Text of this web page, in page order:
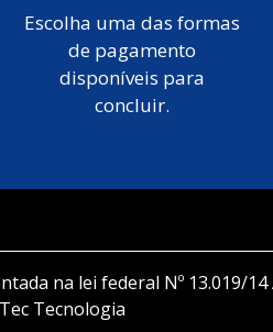
Escolha uma das formas
de pagamento
disponíveis para
concluir.
na lei federal Nº 13.019/14
Tecnologia